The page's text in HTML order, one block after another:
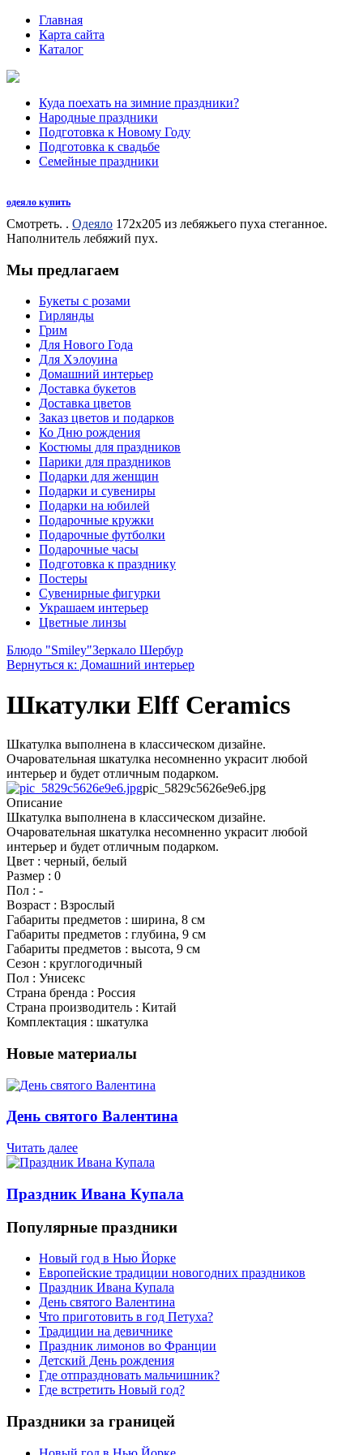
Главная
Карта сайта
Каталог
Куда поехать на зимние праздники?
Народные праздники
Подготовка к Новому Году
Подготовка к свадьбе
Семейные праздники
одеяло купить
Смотреть. . Одеяло 172х205 из лебяжьего пуха стеганное.
Наполнитель лебяжий пух.
Мы предлагаем
Букеты с розами
Гирлянды
Грим
Для Нового Года
Для Хэлоуина
Домашний интерьер
Доставка букетов
Доставка цветов
Заказ цветов и подарков
Ко Дню рождения
Костюмы для праздников
Парики для праздников
Подарки для женщин
Подарки и сувениры
Подарки на юбилей
Подарочные кружки
Подарочные футболки
Подарочные часы
Подготовка к празднику
Постеры
Сувенирные фигурки
Украшаем интерьер
Цветные линзы
Блюдо "Smiley"Зеркало Шербур
Вернуться к: Домашний интерьер
Шкатулки Elff Ceramics
Шкатулка выполнена в классическом дизайне.
Очаровательная шкатулка несомненно украсит любой
интерьер и будет отличным подарком.
pic_5829c5626e9e6.jpg
Описание
Шкатулка выполнена в классическом дизайне.
Очаровательная шкатулка несомненно украсит любой
интерьер и будет отличным подарком.
Цвет : черный, белый
Размер : 0
Пол : -
Возраст : Взрослый
Габариты предметов : ширина, 8 см
Габариты предметов : глубина, 9 см
Габариты предметов : высота, 9 см
Сезон : круглогодичный
Пол : Унисекс
Страна бренда : Россия
Страна производитель : Китай
Комплектация : шкатулка
Новые материалы
День святого Валентина
Читать далее
Праздник Ивана Купала
Популярные праздники
Новый год в Нью Йорке
Европейские традиции новогодних праздников
Праздник Ивана Купала
День святого Валентина
Что приготовить в год Петуха?
Традиции на девичнике
Праздник лимонов во Франции
Детский День рождения
Где отпраздновать мальчишник?
Где встретить Новый год?
Праздники за границей